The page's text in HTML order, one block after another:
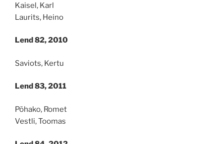
Kaisel, Karl
Laurits, Heino
Lend 82, 2010
Saviots, Kertu
Lend 83, 2011
Põhako, Romet
Vestli, Toomas